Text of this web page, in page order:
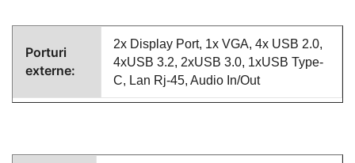
Porturi
externe:
2x Display Port, 1x VGA, 4x USB 2.0,
4xUSB 3.2, 2xUSB 3.0, 1xUSB Type-
C, Lan Rj-45, Audio In/Out